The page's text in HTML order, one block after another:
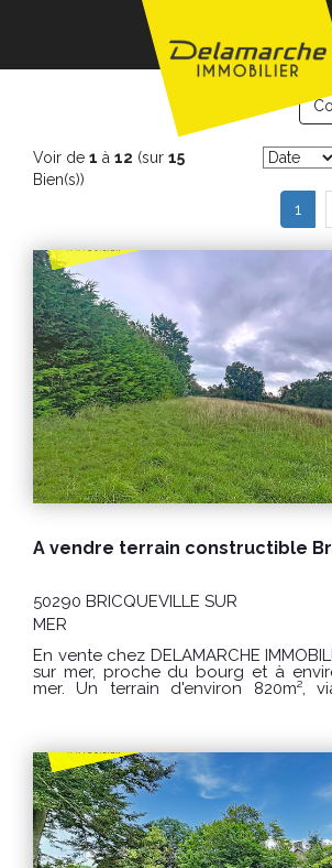
Vendre
Gérance
Nos agences
Espace client Nous
Terrains constructibles
Voir de 1 à 12 (sur 15
Bien(s))
1
50290 BRICQUEVILLE SUR
MER
En vente chez DELAMARCHE IMMOBILIER :
sur mer, proche du bourg et à
mer. Un terrain d'environ 820m²,
site Géorisques : www.georisques.gouv.fr" Pour
GINARD Florian : 0786274434